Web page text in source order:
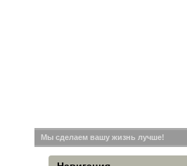
Мы сделаем вашу жизнь лучше!